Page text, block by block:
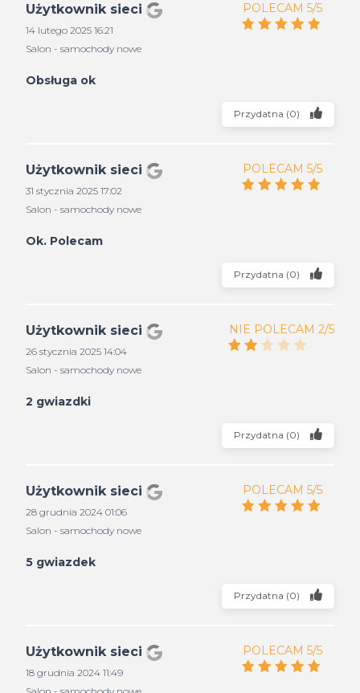
Użytkownik sieci
14 lutego 2025 16:21
Salon - samochody nowe
POLECAM 5/5
Obsługa ok
Przydatna (0)
Użytkownik sieci
31 stycznia 2025 17:02
Salon - samochody nowe
POLECAM 5/5
Ok. Polecam
Przydatna (0)
Użytkownik sieci
26 stycznia 2025 14:04
Salon - samochody nowe
NIE POLECAM 2/5
2 gwiazdki
Przydatna (0)
Użytkownik sieci
28 grudnia 2024 01:06
Salon - samochody nowe
POLECAM 5/5
5 gwiazdek
Przydatna (0)
Użytkownik sieci
18 grudnia 2024 11:49
POLECAM 5/5